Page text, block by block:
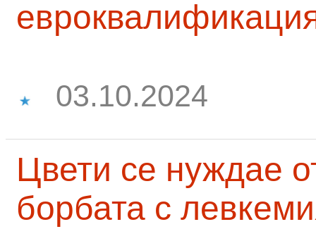
03.10.2024
Цвети се нуждае
борбата с